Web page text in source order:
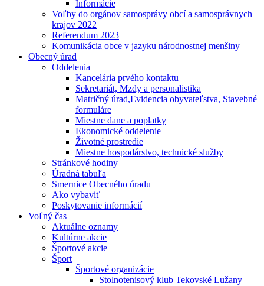
Informácie
Voľby do orgánov samosprávy obcí a samosprávnych
krajov 2022
Referendum 2023
Komunikácia obce v jazyku národnostnej menšiny
Obecný úrad
Oddelenia
Kancelária prvého kontaktu
Sekretariát, Mzdy a personalistika
Matričný úrad,Evidencia obyvateľstva, Stavebné
formuláre
Miestne dane a poplatky
Ekonomické oddelenie
Životné prostredie
Miestne hospodárstvo, technické služby
Stránkové hodiny
Úradná tabuľa
Smernice Obecného úradu
Ako vybaviť
Poskytovanie informácií
Voľný čas
Aktuálne oznamy
Kultúrne akcie
Športové akcie
Šport
Športové organizácie
Stolnotenisový klub Tekovské Lužany